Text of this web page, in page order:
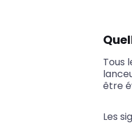
Tous
être
Les